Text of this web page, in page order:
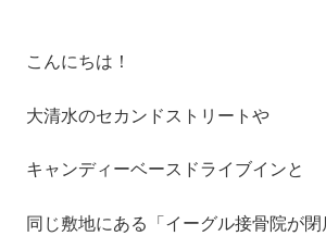
こんにちは！
大清水のセカンドストリートや
キャンディーベースドライブインと
同じ敷地にある「イーグル接骨院が